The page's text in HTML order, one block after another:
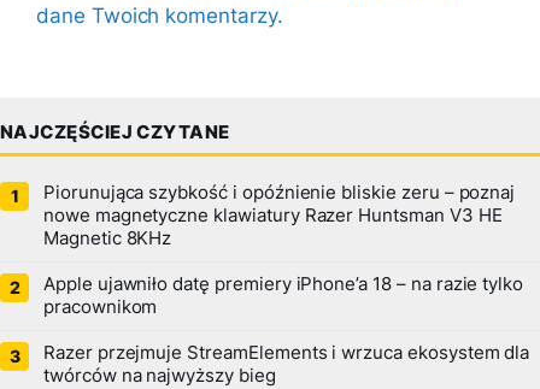
dane Twoich komentarzy.
NAJCZĘŚCIEJ CZYTANE
Piorunująca szybkość i opóźnienie bliskie zeru – poznaj
nowe magnetyczne klawiatury Razer Huntsman V3 HE
Magnetic 8KHz
Apple ujawniło datę premiery iPhone’a 18 – na razie tylko
pracownikom
Razer przejmuje StreamElements i wrzuca ekosystem dla
twórców na najwyższy bieg